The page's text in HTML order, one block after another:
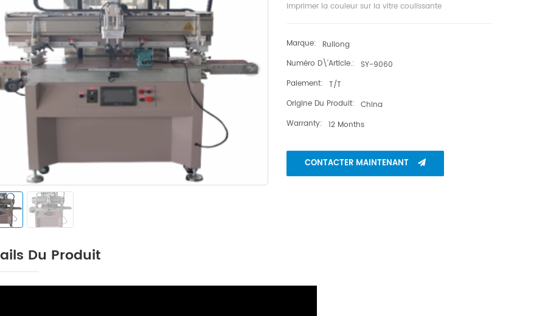
imprimer la couleur sur la vitre coulissante
Marque:
Ruilong
Numéro D\'article.: SY-9060
Paiement: T/T
Origine Du Produit: China
Warranty: 12 Months
CONTACTER MAINTENANT
Du Produit